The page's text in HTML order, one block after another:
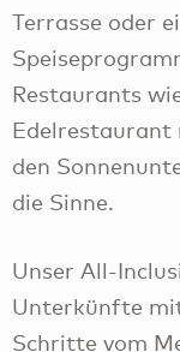
Terrasse oder
Restaurants
Edelrestaurant
den
die Sinne.
Unser All-
Unterkünfte
Schritte vom